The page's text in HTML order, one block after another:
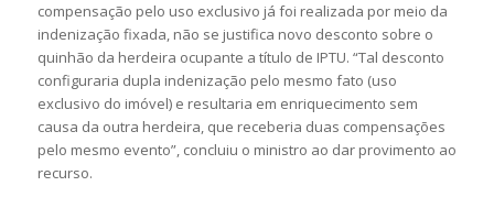
compensação pelo uso exclusivo já foi realizada por meio da
indenização fixada, não se justifica novo desconto sobre o
quinhão da herdeira ocupante a título de IPTU. “Tal desconto
configuraria dupla indenização pelo mesmo fato (uso
exclusivo do imóvel) e resultaria em enriquecimento sem
causa da outra herdeira, que receberia duas compensações
pelo mesmo evento”, concluiu o ministro ao dar provimento ao
recurso.